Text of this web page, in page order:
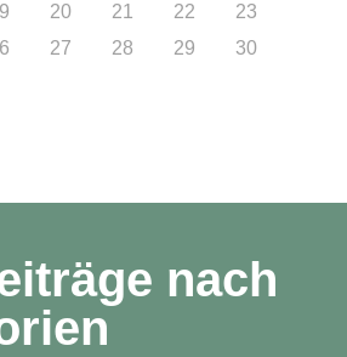
20 21 22
23
27 28 29
30
nach